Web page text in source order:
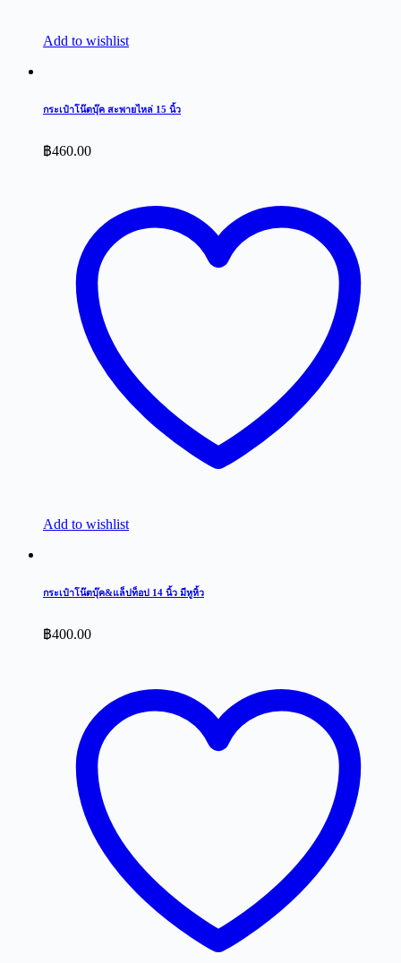
Add to wishlist
กระเป๋าโน๊ตบุ๊ค สะพายไหล่ 15 นิ้ว
฿460.00
Add to wishlist
กระเป๋าโน๊ตบุ๊ค&แล็ปท็อป 14 นิ้ว มีหูหิ้ว
฿400.00